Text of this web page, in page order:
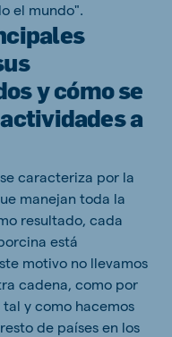
el mundo".
y cómo se
a
caracteriza por la
manejan toda la
resultado, cada
está
motivo no llevamos
cadena, como por
y como hacemos
de países en los